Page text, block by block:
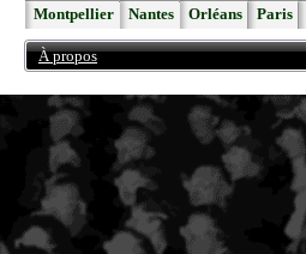
Montpellier Nantes Orléans Paris
À propos